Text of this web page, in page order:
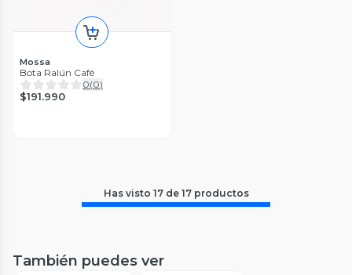
Mossa
Bota Ralún Café
0(0)
$191.990
Has visto 17de 17 productos
También puedes ver